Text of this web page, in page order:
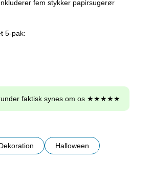
fem stykker papirsugerør
5-pak:
faktisk synes om os ★★★★★
Halloween